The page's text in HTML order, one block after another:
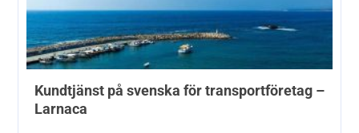
Kundtjänst på svenska för transportföretag –
Larnaca